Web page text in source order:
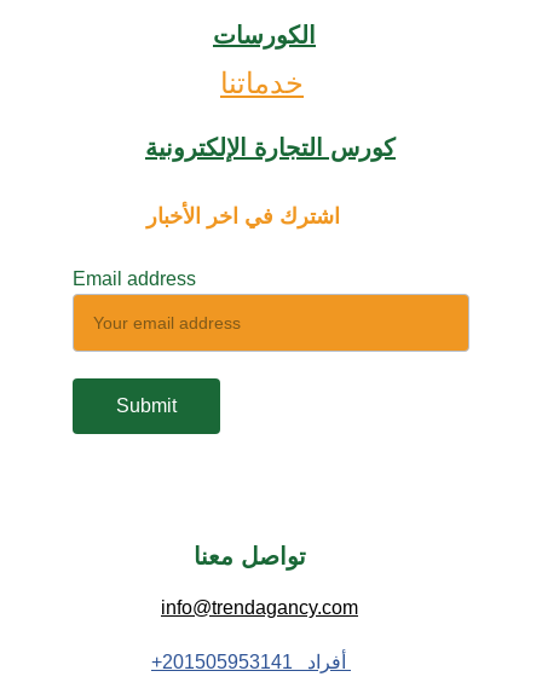
تواصل معنا
Email address
Submit
info@trendagancy.com
اشترك في اخر الأخبار
الكورسات
خدماتنا
كورس التجارة الإلكترونية